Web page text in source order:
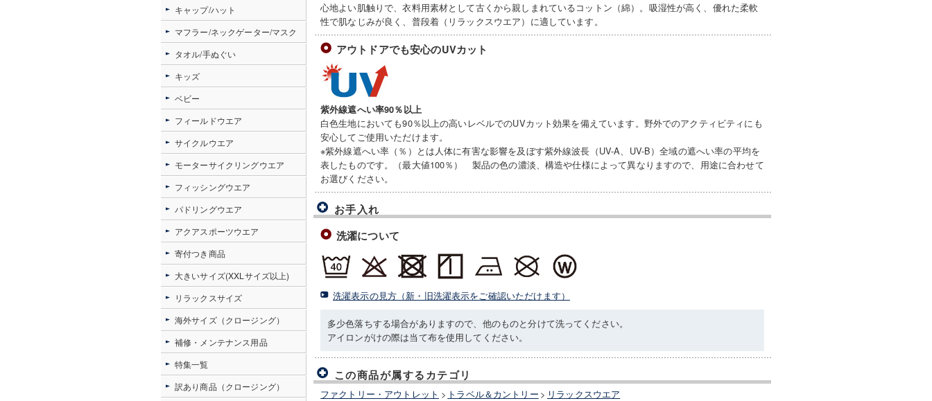
心地よい肌触りで、衣料用素材として古くから親しまれているコットン（綿）。吸湿性が高く、優れた柔軟
性で肌なじみが良く、普段着（リラックスウエア）に適しています。
アウトドアでも安心のUVカット
紫外線遮へい率90％以上
白色生地においても90％以上の高いレベルでのUVカット効果を備えています。野外でのアクティビティにも
安心してご使用いただけます。
※紫外線遮へい率（％）とは人体に有害な影響を及ぼす紫外線波長（UV-A、UV-B）全域の遮へい率の平均を
表したものです。（最大値100％） 製品の色の濃淡、構造や仕様によって異なりますので、用途に合わせて
お選びください。
お手入れ
洗濯について
洗濯表示の見方（新・旧洗濯表示をご確認いただけます）
多少色落ちする場合がありますので、他のものと分けて洗ってください。
アイロンがけの際は当て布を使用してください。
この商品が属するカテゴリ
ファクトリー・アウトレット > トラベル＆カントリー > リラックスウエア
キャップ/ハット
マフラー/ネックゲーター/マスク
タオル/手ぬぐい
キッズ
ベビー
フィールドウエア
サイクルウエア
モーターサイクリングウエア
フィッシングウエア
パドリングウエア
アクアスポーツウエア
寄付つき商品
大きいサイズ(XXLサイズ以上)
リラックスサイズ
海外サイズ（クロージング）
補修・メンテナンス用品
特集一覧
訳あり商品（クロージング）